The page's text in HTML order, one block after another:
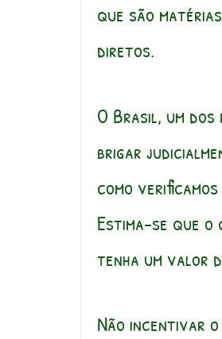
que são
diretos.
O Brasil, um
brigar
como
Estima-se que
tenha um valor
Não incentivar